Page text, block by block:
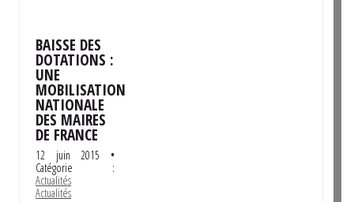
BAISSE DES
DOTATIONS :
UNE
MOBILISATION
NATIONALE
DES MAIRES
DE FRANCE
12 juin 2015 •
Catégorie :
Actualités
Actualités